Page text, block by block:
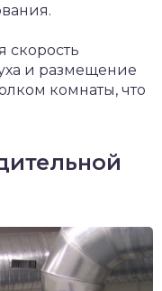
скорость
и размещение
комнаты, что